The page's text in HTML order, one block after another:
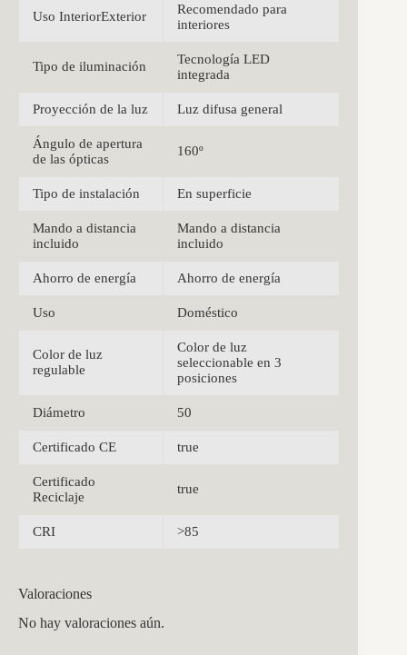
Uso InteriorExterior
Recomendado para
interiores
Tipo de iluminación
Tecnología LED
integrada
Proyección de la luz Luz difusa general
Ángulo de apertura
de las ópticas
160º
Tipo de instalación En superficie
Mando a distancia
incluido
Mando a distancia
incluido
Ahorro de energía Ahorro de energía
Uso Doméstico
Color de luz
regulable
Color de luz
seleccionable en 3
posiciones
Diámetro 50
Certificado CE true
Certificado
Reciclaje
true
CRI >85
Valoraciones
No hay valoraciones aún.